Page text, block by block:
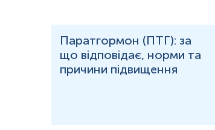
При першому утворенні попередник ГЗСГ має
Карбогідрати приєднуються в двох різних точках
ГЗСГ має як підсилювальний, так і пригнічуючий
фактора росту 1 (IGF-1), андрогенів, пролактину
Щоб пояснити пов’язане з ожирінням зниження
такі як TNF-альфа та інтерлейкін, тоді як
Паратгормон (ПТГ): за
що відповідає, норми та
причини підвищення